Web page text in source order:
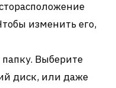
изменить его,
Выберите
диск, или даже